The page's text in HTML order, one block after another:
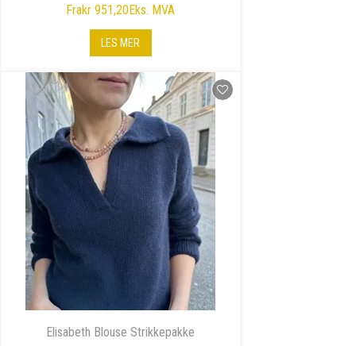
Frakr 951,20Eks. MVA
LES MER
Elisabeth Blouse Strikkepakke